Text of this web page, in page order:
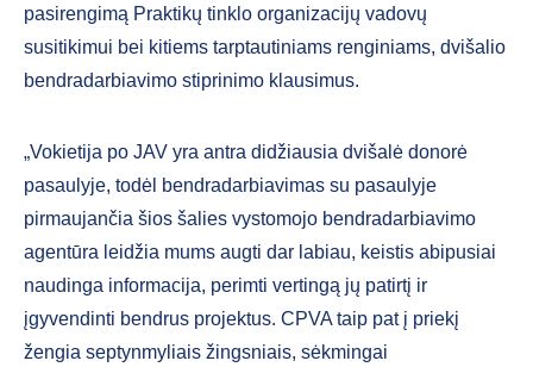
pasirengimą Praktikų tinklo organizacijų vadovų
susitikimui bei kitiems tarptautiniams renginiams, dvišalio
bendradarbiavimo stiprinimo klausimus.
„Vokietija po JAV yra antra didžiausia dvišalė donorė
pasaulyje, todėl bendradarbiavimas su pasaulyje
pirmaujančia šios šalies vystomojo bendradarbiavimo
agentūra leidžia mums augti dar labiau, keistis abipusiai
naudinga informacija, perimti vertingą jų patirtį ir
įgyvendinti bendrus projektus. CPVA taip pat į priekį
žengia septynmyliais žingsniais, sėkmingai